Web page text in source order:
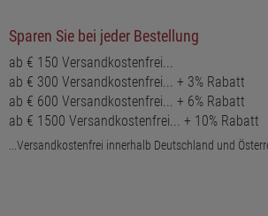
Sparen Sie bei jeder Bestellung
ab € 150 Versandkostenfrei...
ab € 300 Versandkostenfrei... + 3% Rabatt
ab € 600 Versandkostenfrei... + 6% Rabatt
ab € 1500 Versandkostenfrei... + 10% Rabatt
...Versandkostenfrei innerhalb Deutschland und